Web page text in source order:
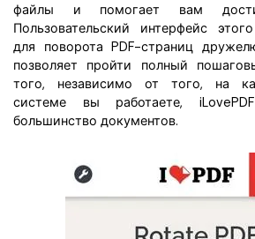
файлы и помогает вам
Пользовательский интерфейс
для поворота PDF-страниц
позволяет пройти полный
того, независимо от того, на
системе вы работаете,
большинство документов.